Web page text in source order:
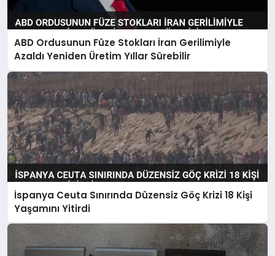
ABD Ordusunun Füze Stokları İran Gerilimiyle
Azaldı Yeniden Üretim Yıllar Sürebilir
İspanya Ceuta Sınırında Düzensiz Göç Krizi 18 Kişi
Yaşamını Yitirdi